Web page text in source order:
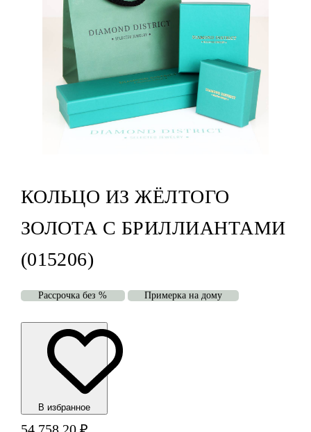
КОЛЬЦО ИЗ ЖЁЛТОГО
ЗОЛОТА С БРИЛЛИАНТАМИ
(015206)
Рассрочка без % Примерка на дому
В избранноe